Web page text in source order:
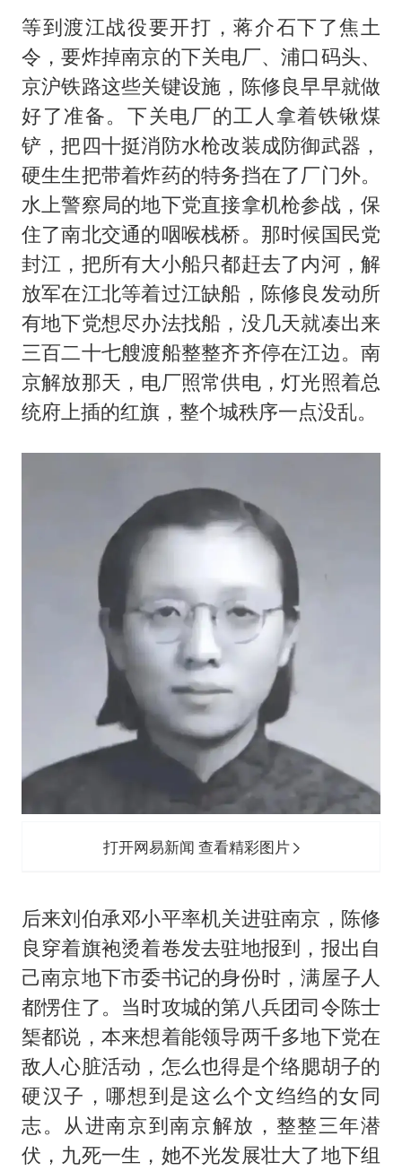
等到渡江战役要开打，蒋介石下了焦土
令，要炸掉南京的下关电厂、浦口码头、
京沪铁路这些关键设施，陈修良早早就做
好了准备。下关电厂的工人拿着铁锹煤
铲，把四十挺消防水枪改装成防御武器，
硬生生把带着炸药的特务挡在了厂门外。
水上警察局的地下党直接拿机枪参战，保
住了南北交通的咽喉栈桥。那时候国民党
封江，把所有大小船只都赶去了内河，解
放军在江北等着过江缺船，陈修良发动所
有地下党想尽办法找船，没几天就凑出来
三百二十七艘渡船整整齐齐停在江边。南
京解放那天，电厂照常供电，灯光照着总
统府上插的红旗，整个城秩序一点没乱。
打开网易新闻 查看精彩图片
后来刘伯承邓小平率机关进驻南京，陈修
良穿着旗袍烫着卷发去驻地报到，报出自
己南京地下市委书记的身份时，满屋子人
都愣住了。当时攻城的第八兵团司令陈士
榘都说，本来想着能领导两千多地下党在
敌人心脏活动，怎么也得是个络腮胡子的
硬汉子，哪想到是这么个文绉绉的女同
志。从进南京到南京解放，整整三年潜
伏，九死一生，她不光发展壮大了地下组